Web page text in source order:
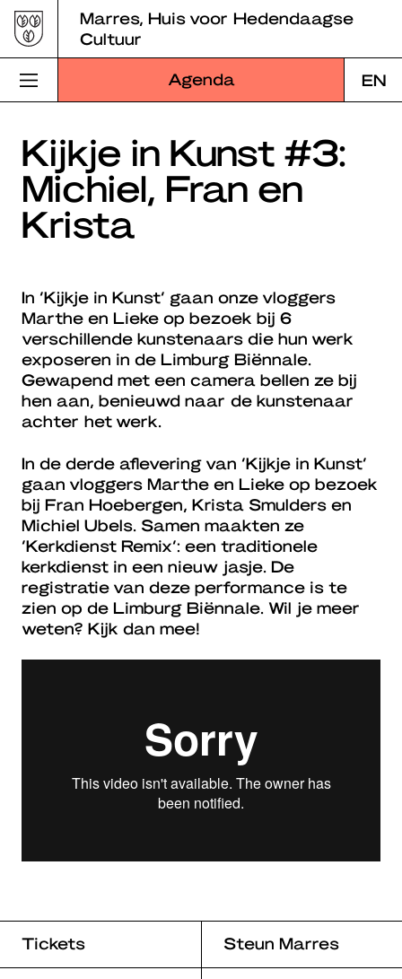
Skip
to
content
Marres, Huis voor Hedendaagse
Cultuur
Agenda EN
Bezoek Marres
Programma
Educatie
Marres Kitchen
Shop
Zoek
Kijkje in Kunst #3:
Michiel, Fran en
Krista
In ‘Kijkje in Kunst’ gaan onze vloggers
Marthe en Lieke op bezoek bij 6
verschillende kunstenaars die hun werk
exposeren in de Limburg Biënnale.
Gewapend met een camera bellen ze bij
hen aan, benieuwd naar de kunstenaar
achter het werk.
In de derde aflevering van ‘Kijkje in Kunst’
gaan vloggers Marthe en Lieke op bezoek
bij Fran Hoebergen, Krista Smulders en
Michiel Ubels. Samen maakten ze
‘Kerkdienst Remix’: een traditionele
kerkdienst in een nieuw jasje. De
registratie van deze performance is te
zien op de Limburg Biënnale. Wil je meer
weten? Kijk dan mee!
Tickets Steun Marres